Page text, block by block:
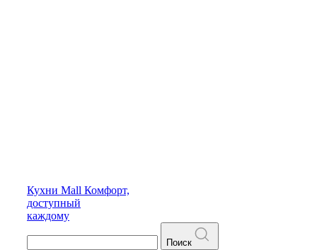
Кухни Mall Комфорт,
доступный
каждому
Поиск